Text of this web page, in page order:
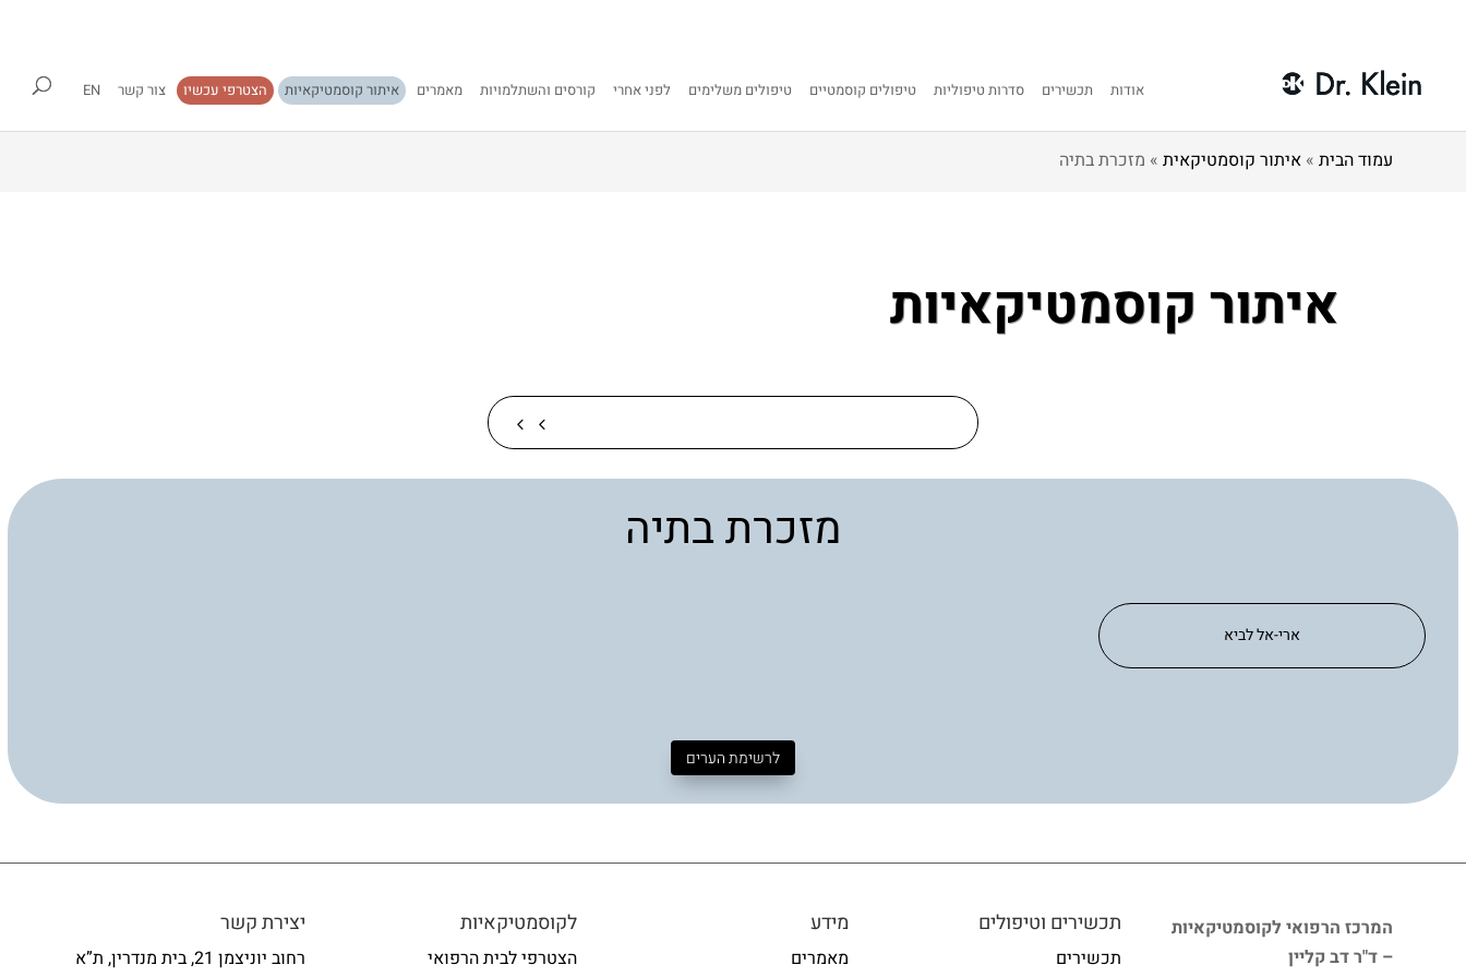
אודות תכשירים סדרות טיפוליות טיפולים קוסמטיים טיפולים משלימים לפני אחרי קורסים והשתלמויות מאמרים איתור קוסמטיקאיות הצטרפי עכשיו צור קשר EN
עמוד הבית »איתור קוסמטיקאית » מזכרת בתיה
איתור קוסמטיקאיות
מזכרת בתיה
ארי-אל לביא
לרשימת הערים
יצירת קשר
רחוב יוניצמן 21, בית מנדרין, ת”א
לקוסמטיקאיות
הצטרפי לבית הרפואי
מידע
מאמרים
תכשירים וטיפולים
תכשירים
המרכז הרפואי לקוסמטיקאיות
– ד"ר דב קליין